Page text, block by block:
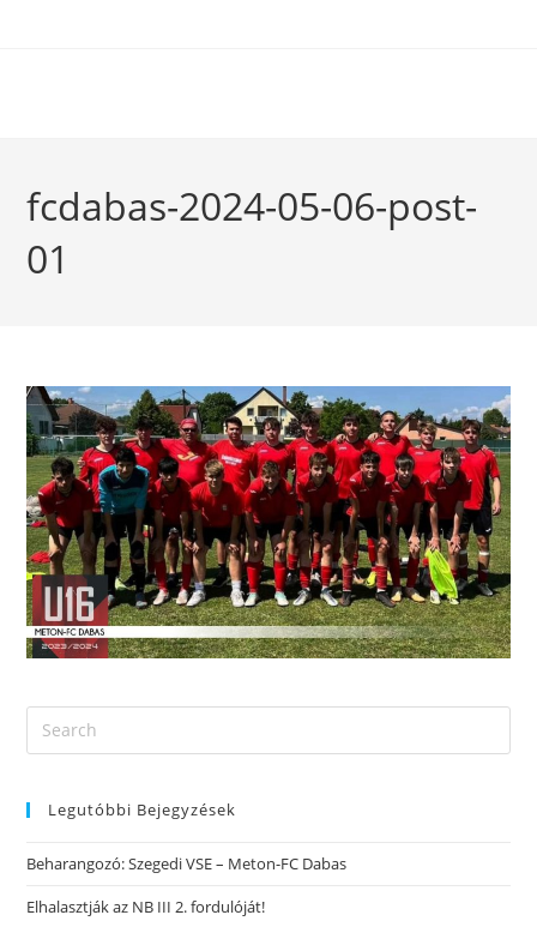
fcdabas-2024-05-06-post-
01
Legutóbbi Bejegyzések
Beharangozó: Szegedi VSE – Meton-FC Dabas
Elhalasztják az NB III 2. fordulóját!